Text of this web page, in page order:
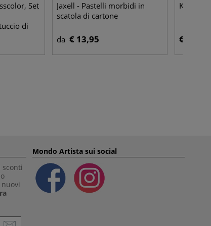
Set
di
Jaxell - Pastelli morbidi in
scatola di cartone
da € 13,95
Koh-I-
€ 1,15
sconti
Mondo Artista sui social